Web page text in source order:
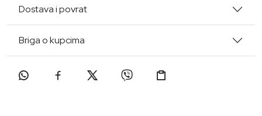
Dostava i povrat
Briga o kupcima